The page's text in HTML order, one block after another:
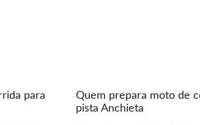
para
Quem prepara moto de
pista Anchieta